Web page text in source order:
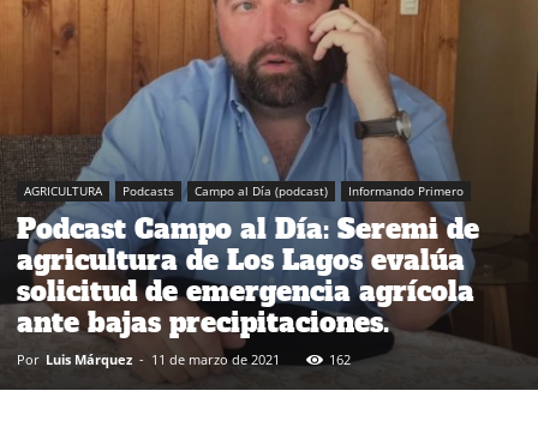
AGRICULTURA Podcasts Campo al Día (podcast) Informando Primero
Podcast Campo al Día: Seremi de
agricultura de Los Lagos evalúa
solicitud de emergencia agrícola
ante bajas precipitaciones.
Por Luis Márquez - 11 de marzo de 2021 162